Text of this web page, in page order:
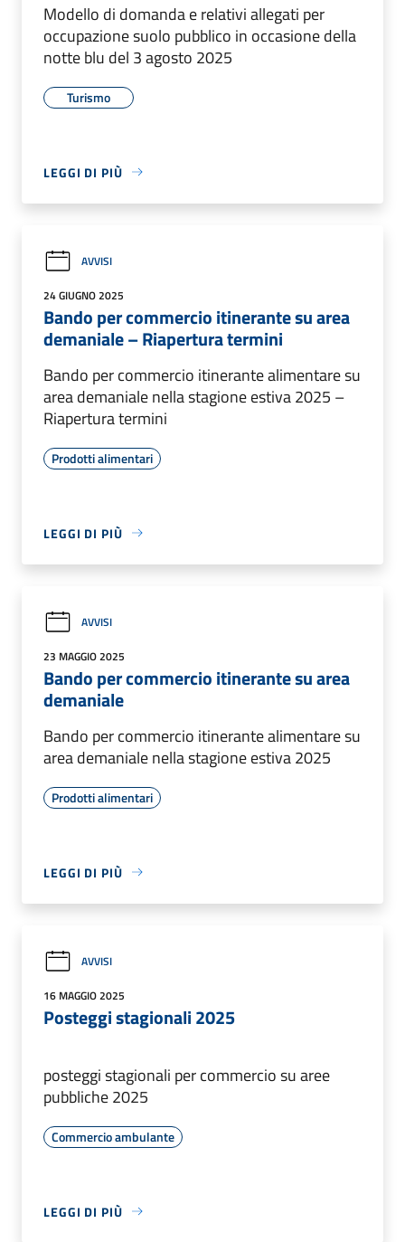
Modello di domanda e relativi allegati per
occupazione suolo pubblico in occasione della
notte blu del 3 agosto 2025
Turismo
LEGGI DI PIÙ
AVVISI
24 GIUGNO 2025
Bando per commercio itinerante su area
demaniale – Riapertura termini
Bando per commercio itinerante alimentare su
area demaniale nella stagione estiva 2025 –
Riapertura termini
Prodotti alimentari
LEGGI DI PIÙ
AVVISI
23 MAGGIO 2025
Bando per commercio itinerante su area
demaniale
Bando per commercio itinerante alimentare su
area demaniale nella stagione estiva 2025
Prodotti alimentari
LEGGI DI PIÙ
AVVISI
16 MAGGIO 2025
Posteggi stagionali 2025
posteggi stagionali per commercio su aree
pubbliche 2025
Commercio ambulante
LEGGI DI PIÙ